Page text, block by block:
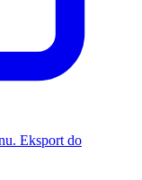
Eksport do